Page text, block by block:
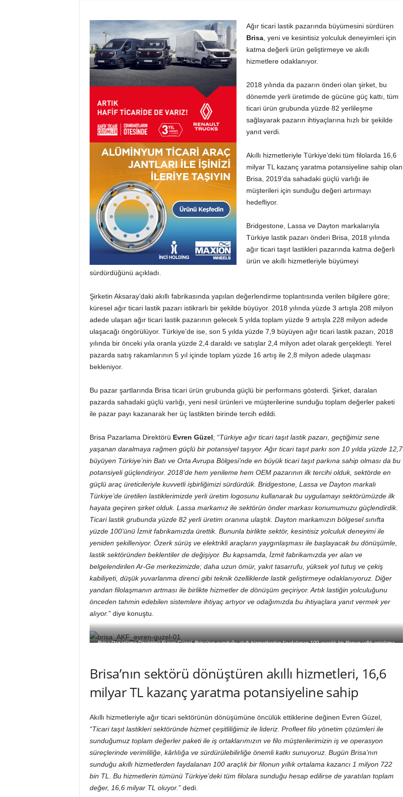
Ağır ticari lastik pazarında büyümesini sürdüren
Brisa, yeni ve kesintisiz yolculuk deneyimleri için
katma değerli ürün geliştirmeye ve akıllı
hizmetlere odaklanıyor.
2018 yılında da pazarın önderi olan şirket, bu
dönemde yerli üretimde de gücüne güç kattı, tüm
ticari ürün grubunda yüzde 82 yerlileşme
sağlayarak pazarın ihtiyaçlarına hızlı bir şekilde
yanıt verdi.
Akıllı hizmetleriyle Türkiye’deki tüm filolarda 16,6
milyar TL kazanç yaratma potansiyeline sahip olan
Brisa, 2019’da sahadaki güçlü varlığı ile
müşterileri için sunduğu değeri artırmayı
hedefliyor.
Bridgestone, Lassa ve Dayton markalarıyla
Türkiye lastik pazarı önderi Brisa, 2018 yılında
ağır ticari taşıt lastikleri pazarında katma değerli
ürün ve akıllı hizmetleriyle büyümeyi
sürdürdüğünü açıkladı.
Şirketin Aksaray’daki akıllı fabrikasında yapılan değerlendirme toplantısında verilen bilgilere göre;
küresel ağır ticari lastik pazarı istikrarlı bir şekilde büyüyor. 2018 yılında yüzde 3 artışla 208 milyon
adede ulaşan ağır ticari lastik pazarının gelecek 5 yılda toplam yüzde 9 artışla 228 milyon adede
ulaşacağı öngörülüyor. Türkiye’de ise, son 5 yılda yüzde 7,9 büyüyen ağır ticari lastik pazarı, 2018
yılında bir önceki yıla oranla yüzde 2,4 daraldı ve satışlar 2,4 milyon adet olarak gerçekleşti. Yerel
pazarda satış rakamlarının 5 yıl içinde toplam yüzde 16 artış ile 2,8 milyon adede ulaşması
bekleniyor.
Bu pazar şartlarında Brisa ticari ürün grubunda güçlü bir performans gösterdi. Şirket, daralan
pazarda sahadaki güçlü varlığı, yeni nesil ürünleri ve müşterilerine sunduğu toplam değerler paketi
ile pazar payı kazanarak her üç lastikten birinde tercih edildi.
Brisa Pazarlama Direktörü Evren Güzel; “Türkiye ağır ticari taşıt lastik pazarı, geçtiğimiz sene
yaşanan daralmaya rağmen güçlü bir potansiyel taşıyor. Ağır ticari taşıt parkı son 10 yılda yüzde 12,7
büyüyen Türkiye’nin Batı ve Orta Avrupa Bölgesi’nde en büyük ticari taşıt parkına sahip olması da bu
potansiyeli güçlendiriyor. 2018’de hem yenileme hem OEM pazarının ilk tercihi olduk, sektörde en
güçlü araç üreticileriyle kuvvetli işbirliğimizi sürdürdük. Bridgestone, Lassa ve Dayton markalı
Türkiye’de üretilen lastiklerimizde yerli üretim logosunu kullanarak bu uygulamayı sektörümüzde ilk
hayata geçiren şirket olduk. Lassa markamız ile sektörün önder markası konumumuzu güçlendirdik.
Ticari lastik grubunda yüzde 82 yerli üretim oranına ulaştık. Dayton markamızın bölgesel sınıfta
yüzde 100’ünü İzmit fabrikamızda ürettik. Bununla birlikte sektör, kesintisiz yolculuk deneyimi ile
yeniden şekilleniyor. Özerk sürüş ve elektrikli araçların yaygınlaşması ile başlayacak bu dönüşümle,
lastik sektöründen beklentiler de değişiyor. Bu kapsamda, İzmit fabrikamızda yer alan ve
belgelendirilen Ar-Ge merkezimizde; daha uzun ömür, yakıt tasarrufu, yüksek yol tutuş ve çekiş
kabiliyeti, düşük yuvarlanma direnci gibi teknik özelliklerde lastik geliştirmeye odaklanıyoruz. Diğer
yandan filolaşmanın artması ile birlikte hizmetler de dönüşüm geçiriyor. Artık lastiğin yolculuğunu
önceden tahmin edebilen sistemlere ihtiyaç artıyor ve odağımızda bu ihtiyaçlara yanıt vermek yer
alıyor.” diye konuştu.
Brisa Pazarlama Direktörü Evren Güzel, Brisa’nın sunduğu akıllı hizmetlerden faydalanan 100 araçlık bir filonun yıllık ortalama
Brisa’nın sektörü dönüştüren akıllı hizmetleri, 16,6
milyar TL kazanç yaratma potansiyeline sahip
Akıllı hizmetleriyle ağır ticari sektörünün dönüşümüne öncülük ettiklerine değinen Evren Güzel,
“Ticari taşıt lastikleri sektöründe hizmet çeşitliliğimiz ile lideriz. Profleet filo yönetim çözümleri ile
sunduğumuz toplam değerler paketi ile iş ortaklarımızın ve filo müşterilerimizin iş ve operasyon
süreçlerinde verimliliğe, kârlılığa ve sürdürülebilirliğe önemli katkı sunuyoruz. Bugün Brisa’nın
sunduğu akıllı hizmetlerden faydalanan 100 araçlık bir filonun yıllık ortalama kazancı 1 milyon 722
bin TL. Bu hizmetlerin tümünü Türkiye’deki tüm filolara sunduğu hesap edilirse de yaratılan toplam
değer, 16,6 milyar TL oluyor.” dedi.